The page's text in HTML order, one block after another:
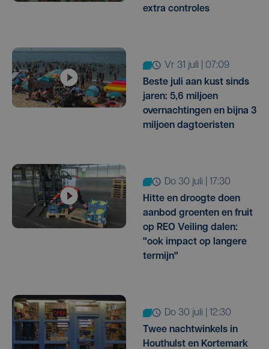
extra controles
vr 31 juli | 07:09
Beste juli aan kust sinds
jaren: 5,6 miljoen
overnachtingen en bijna 3
miljoen dagtoeristen
do 30 juli | 17:30
Hitte en droogte doen
aanbod groenten en fruit
op REO Veiling dalen:
"ook impact op langere
termijn"
do 30 juli | 12:30
Twee nachtwinkels in
Houthulst en Kortemark